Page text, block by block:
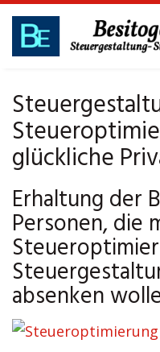
Skip
main
glückliche
Erhaltung der
Personen, die
absenken